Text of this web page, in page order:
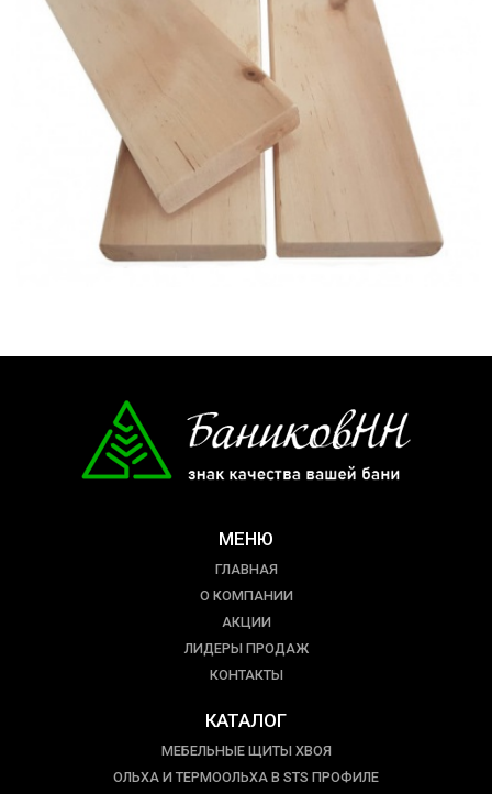
МЕНЮ
ГЛАВНАЯ
О КОМПАНИИ
АКЦИИ
ЛИДЕРЫ ПРОДАЖ
КОНТАКТЫ
КАТАЛОГ
МЕБЕЛЬНЫЕ ЩИТЫ ХВОЯ
ОЛЬХА И ТЕРМООЛЬХА В STS ПРОФИЛЕ